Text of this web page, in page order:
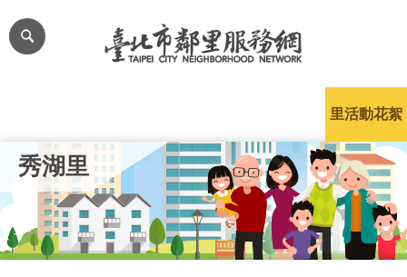
跳到主要內容區塊
網
站
台
秀湖里
里活動花絮